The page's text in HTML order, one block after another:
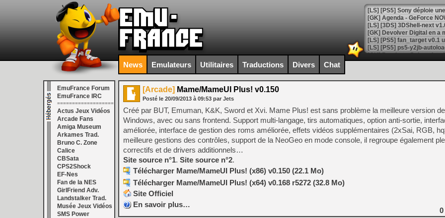
[GK] Agenda - GeForce
[GK] Devolver Digital en a
[LS] [PS5] ps5-y2jb-
[GK] Pourquoi Marvel
[GK] Test : Restory : Chill
[GK] GTA 6 : Rockstar
[GK] Hot Wheels Infinite
[GK] Mémoire cash -
[GK] Résultats Nintendo :
[GK] Déjà des
[Mo5] Brickboy cherche à
[GK] Minecraft et ses «
[GK] Beast of
[GK] Ubisoft : fin de partie
[GK] Mémoire cash -
[GK] Dan Houser (GTA)
[GK] Comment EA Sports
[GK] Crimson Moon : un
[GK] Isle of Reveries : le
[GK] Moonlighter 2 : The
[GK] Capcom relance
News Emulateurs Utilitaires Traductions Divers Chat
EmuFrance Forum
EmuFrance IRC
===================
Actus Jeux Vidéos
Arcade Fans
Amiga Museum
Arkames Trad.
Bruno C. Zone
Calice
CBSata
CPS2Shock
EF-Nes
Fan de la NES
GirlFriend Adv.
Landstalker Trad.
Musée Jeux Vidéos
SMS Power
[Arcade] Mame/MameUI Plus! v0.150
Posté le 20/09/2013 à 09:53 par Jets
Créé par BUT, Emuman, K&K, Sword et Xvi. Mame Plus! est sans problème la meilleure version
Windows, avec ou sans frontend. Support multi-langage, tirs automatiques, option anti-sortie,
améliorée, interface de gestion des roms améliorée, effets vidéos supplémentaires (2xSai, RGB,
meilleure gestions des contrôles, support de la NeoGeo en mode console, il regroupe également
correctifs et de drivers additionnels…
Site source n°1. Site source n°2.
Télécharger Mame/MameUI Plus! (x86) v0.150 (22.1 Mo)
Télécharger Mame/MameUI Plus! (x64) v0.168 r5272 (32.8 Mo)
Site Officiel
En savoir plus…
0